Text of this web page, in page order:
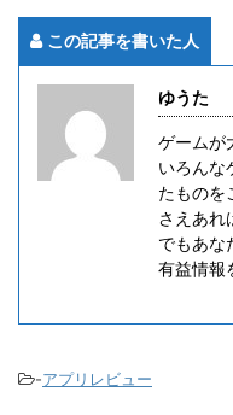
この記事を書いた人
ゆうた
ゲームが
いろんな
たものを
さえあれ
でもあな
有益情報
-アプリレビュー